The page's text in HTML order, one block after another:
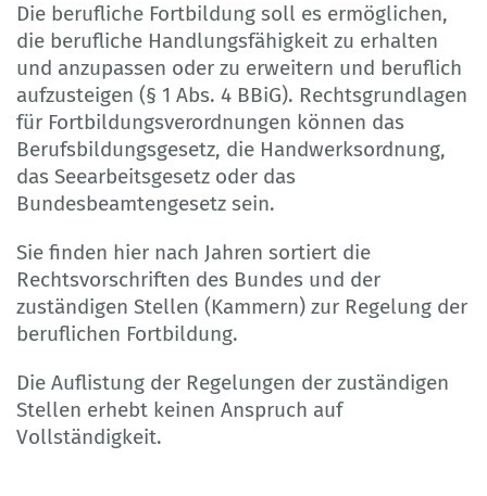
Die berufliche Fortbildung soll es ermöglichen,
die berufliche Handlungsfähigkeit zu erhalten
und anzupassen oder zu erweitern und beruflich
aufzusteigen (§ 1 Abs. 4 BBiG). Rechtsgrundlagen
für Fortbildungsverordnungen können das
Berufsbildungsgesetz, die Handwerksordnung,
das Seearbeitsgesetz oder das
Bundesbeamtengesetz sein.
Sie finden hier nach Jahren sortiert die
Rechtsvorschriften des Bundes und der
zuständigen Stellen (Kammern) zur Regelung der
beruflichen Fortbildung.
Die Auflistung der Regelungen der zuständigen
Stellen erhebt keinen Anspruch auf
Vollständigkeit.